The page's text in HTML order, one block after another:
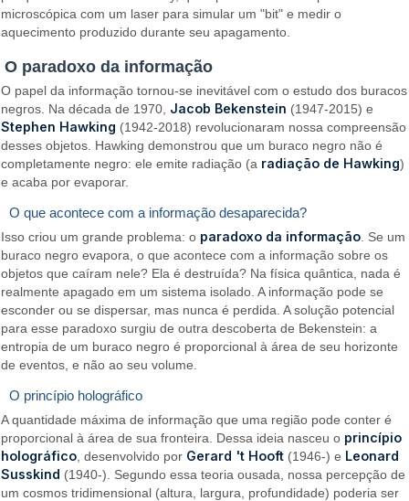
microscópica com um laser para simular um "bit" e medir o
aquecimento produzido durante seu apagamento.
O paradoxo da informação
O papel da informação tornou-se inevitável com o estudo dos buracos
negros. Na década de 1970, Jacob Bekenstein (1947-2015) e
Stephen Hawking (1942-2018) revolucionaram nossa compreensão
desses objetos. Hawking demonstrou que um buraco negro não é
completamente negro: ele emite radiação (a radiação de Hawking)
e acaba por evaporar.
O que acontece com a informação desaparecida?
Isso criou um grande problema: o paradoxo da informação . Se um
buraco negro evapora, o que acontece com a informação sobre os
objetos que caíram nele? Ela é destruída? Na física quântica, nada é
realmente apagado em um sistema isolado. A informação pode se
esconder ou se dispersar, mas nunca é perdida. A solução potencial
para esse paradoxo surgiu de outra descoberta de Bekenstein: a
entropia de um buraco negro é proporcional à área de seu horizonte
de eventos, e não ao seu volume.
O princípio holográfico
A quantidade máxima de informação que uma região pode conter é
proporcional à área de sua fronteira. Dessa ideia nasceu o princípio
holográfico , desenvolvido por Gerard 't Hooft (1946-) e Leonard
Susskind (1940-). Segundo essa teoria ousada, nossa percepção de
um cosmos tridimensional (altura, largura, profundidade) poderia ser